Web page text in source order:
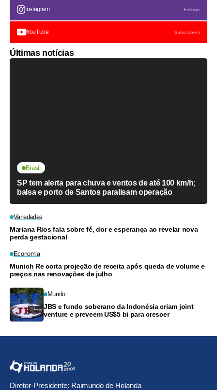
Instagram Follows
YouTube Subscribers
Últimas notícias
Brasil
SP tem alerta para chuva e ventos de até 100 km/h;
balsa e porto de Santos paralisam operação
Variedades
Mariana Rios fala sobre fé, dor e esperança ao revelar nova
perda gestacional
Economia
Munich Re corta projeção de receita após queda de volume e
preços nas renovações de julho
Mundo
JBS e fundo soberano da Indonésia criam joint
venture e preveem US$5 bi para crescer
Diretor-Presidente: Raimundo de Holanda